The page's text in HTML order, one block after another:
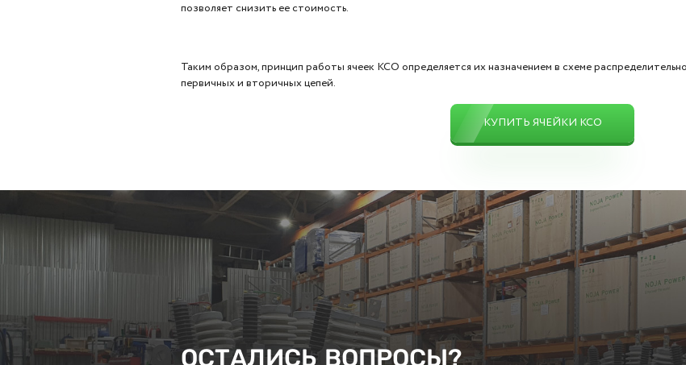
позволяет снизить ее стоимость.
Таким образом, принцип работы ячеек КСО определяется их назначением в схеме
первичных и вторичных цепей.
КУПИТЬ ЯЧЕЙКИ КСО
ОСТАЛИСЬ ВОПРОСЫ?